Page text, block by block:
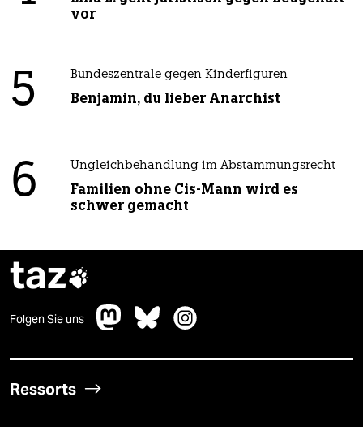
vor
5 Bundeszentrale gegen Kinderfiguren
Benjamin, du lieber Anarchist
6 Ungleichbehandlung im Abstammungsrecht
Familien ohne Cis-Mann wird es
schwer gemacht
taz
Folgen Sie uns
Ressorts